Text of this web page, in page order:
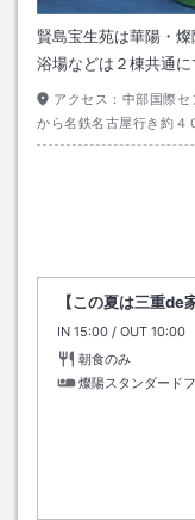
賢島宝生苑は華陽・
浴場などは２棟共通に
アクセス： 中部国際
から名鉄名古屋行き約４
古屋駅から賢島行き約
【この夏は三重
IN チェックイン
15:00 / OUT チェッ
10:00
朝食のみ
燦陽スタンダード